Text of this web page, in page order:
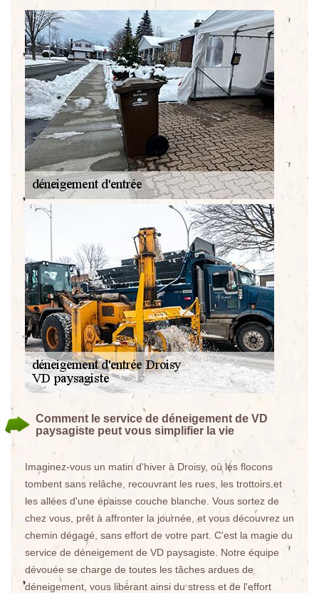
Comment le service de déneigement de VD
paysagiste peut vous simplifier la vie
Imaginez-vous un matin d'hiver à Droisy, où les flocons
tombent sans relâche, recouvrant les rues, les trottoirs et
les allées d'une épaisse couche blanche. Vous sortez de
chez vous, prêt à affronter la journée, et vous découvrez un
chemin dégagé, sans effort de votre part. C'est la magie du
service de déneigement de VD paysagiste. Notre équipe
dévouée se charge de toutes les tâches ardues de
déneigement, vous libérant ainsi du stress et de l'effort